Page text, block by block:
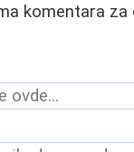
komentara za